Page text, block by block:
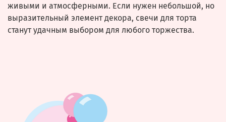
живыми и атмосферными. Если нужен небольшой, но
выразительный элемент декора, свечи для торта
станут удачным выбором для любого торжества.